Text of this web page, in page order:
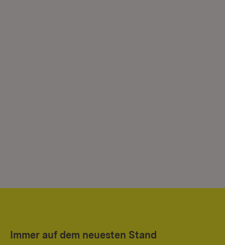
Immer auf dem neuesten Stand